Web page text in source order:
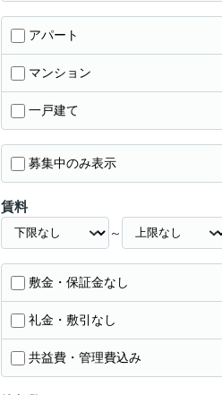
アパート
マンション
一戸建て
募集中のみ表示
賃料
～
敷金・保証金なし
礼金・敷引なし
共益費・管理費込み